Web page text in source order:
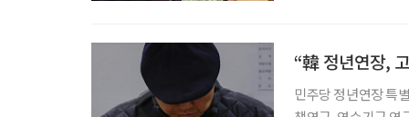
“韓 정년연장,
민주당 정년연장 특